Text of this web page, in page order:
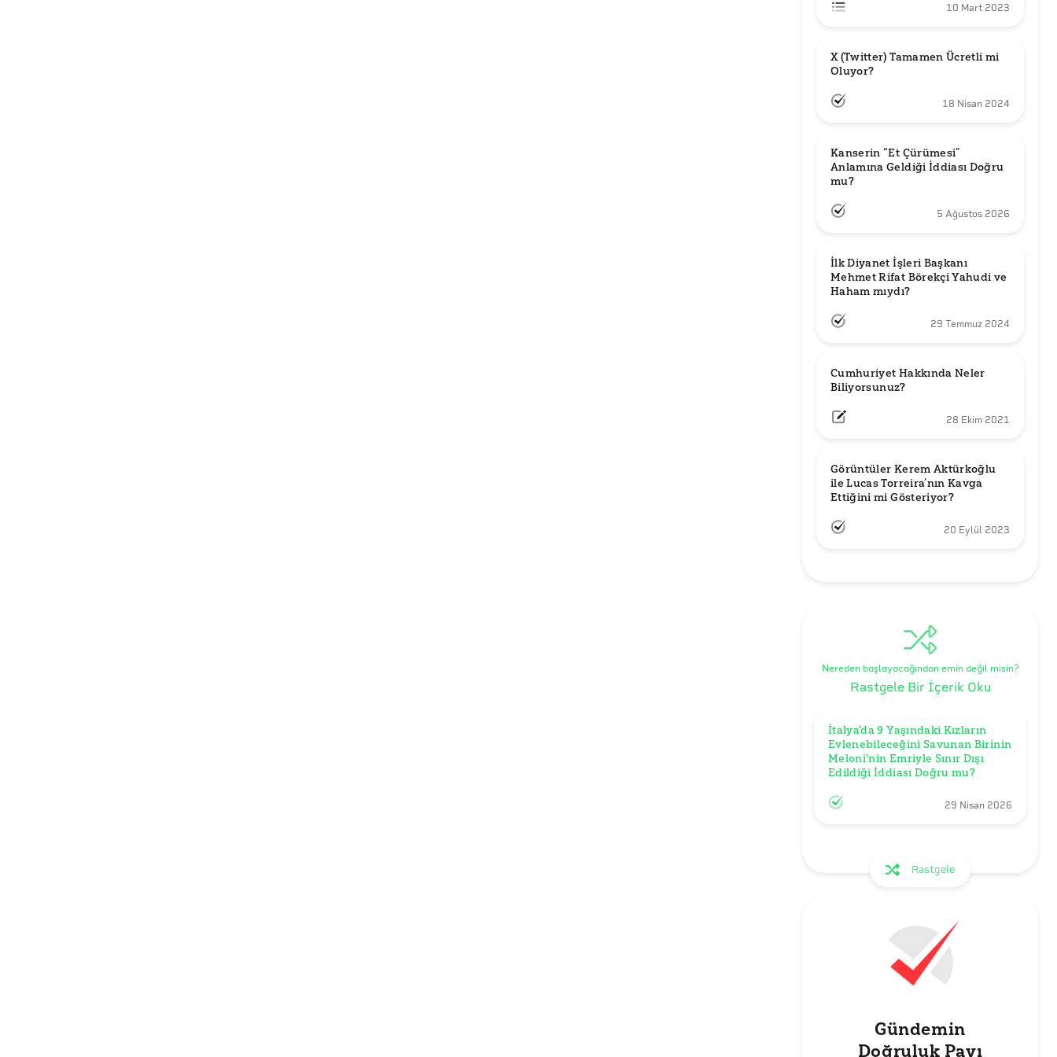
10 Mart 2023
X (Twitter) Tamamen Ücretli mi
Oluyor?
18 Nisan 2024
Kanserin “Et Çürümesi”
Anlamına Geldiği İddiası Doğru
mu?
5 Ağustos 2026
İlk Diyanet İşleri Başkanı
Mehmet Rifat Börekçi Yahudi ve
Haham mıydı?
29 Temmuz 2024
Cumhuriyet Hakkında Neler
Biliyorsunuz?
28 Ekim 2021
Görüntüler Kerem Aktürkoğlu
ile Lucas Torreira’nın Kavga
Ettiğini mi Gösteriyor?
20 Eylül 2023
Nereden başlayacağından emin değil misin?
Rastgele Bir İçerik Oku
İtalya'da 9 Yaşındaki Kızların
Evlenebileceğini Savunan Birinin
Meloni'nin Emriyle Sınır Dışı
Edildiği İddiası Doğru mu?
29 Nisan 2026
Rastgele
Gündemin
Doğruluk Payı